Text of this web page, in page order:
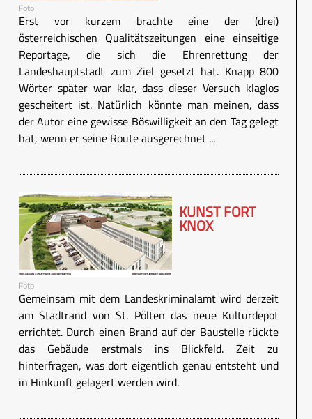
Foto
Erst vor kurzem brachte eine der (drei)
österreichischen Qualitätszeitungen eine einseitige
Reportage, die sich die Ehrenrettung der
Landeshauptstadt zum Ziel gesetzt hat. Knapp 800
Wörter später war klar, dass dieser Versuch klaglos
gescheitert ist. Natürlich könnte man meinen, dass
der Autor eine gewisse Böswilligkeit an den Tag gelegt
hat, wenn er seine Route ausgerechnet ...
Foto
KUNST FORT
KNOX
Gemeinsam mit dem Landeskriminalamt wird derzeit
am Stadtrand von St. Pölten das neue Kulturdepot
errichtet. Durch einen Brand auf der Baustelle rückte
das Gebäude erstmals ins Blickfeld. Zeit zu
hinterfragen, was dort eigentlich genau entsteht und
in Hinkunft gelagert werden wird.